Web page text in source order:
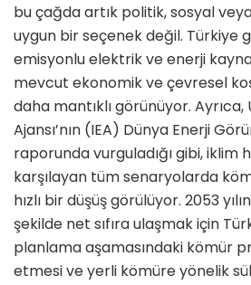
bu çağda artık politik, sosyal
uygun bir seçenek değil. Türkiye
emisyonlu elektrik ve enerji
mevcut ekonomik ve çevresel
daha mantıklı görünüyor. Ayrıca,
Ajansı’nın (IEA) Dünya Enerji
raporunda vurguladığı gibi, iklim
karşılayan tüm senaryolarda
hızlı bir düşüş görülüyor. 2053
şekilde net sıfıra ulaşmak için
planlama aşamasındaki kömür
etmesi ve yerli kömüre yönelik